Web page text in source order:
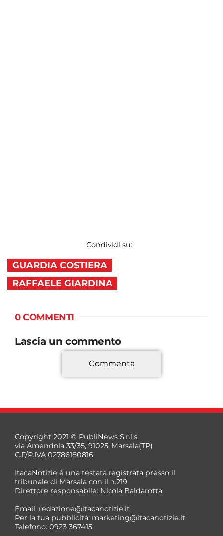
Condividi su:
GUARDIA COSTIERA
RAFFAELE GIARDINA
0 COMMENTI
Lascia un commento
*
*
Commenta
Copyright 2021 © PubliNews S.r.l.s.
via Amendola 33/35, 91025, Marsala(TP)
C.F/P.IVA 02786180816
ItacaNotizie è una testata registrata presso il
tribunale di Marsala con il n.219
Direttore responsabile: Nicola Baldarotta
Email: redazione@itacanotizie.it
Per la tua pubblicità: marketing@itacanotizie.it
Telefono: 0923 367415